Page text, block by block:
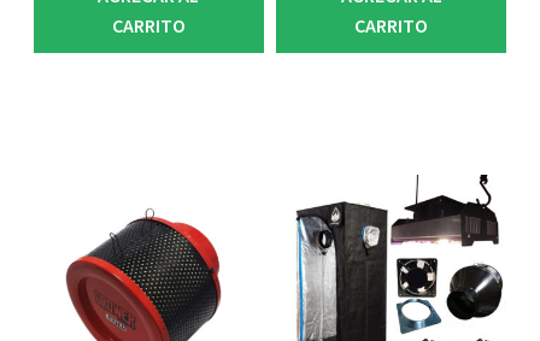
CARRITO
CARRITO